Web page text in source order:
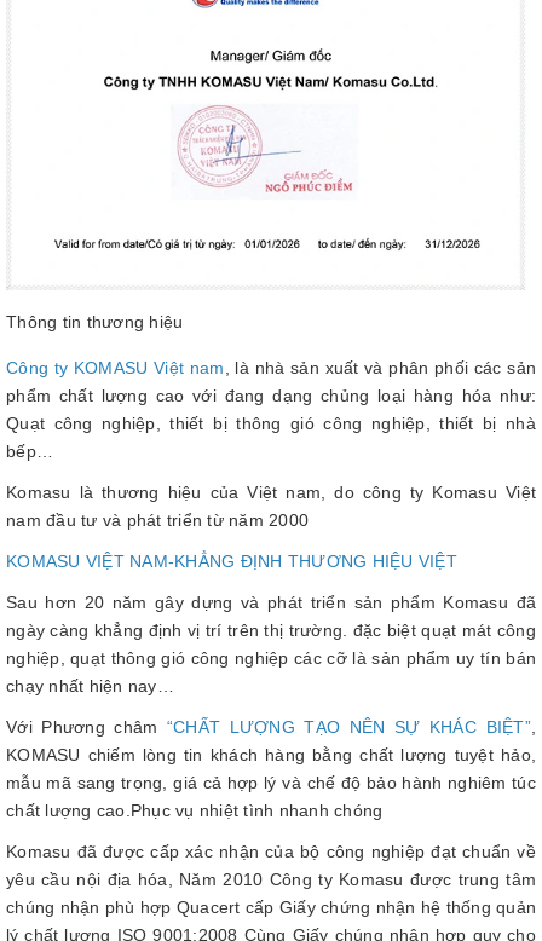
Thông tin thương hiệu
Công ty KOMASU Việt nam , là nhà sản xuất và phân phối các sản
phẩm chất lượng cao với đang dạng chủng loại hàng hóa như:
Quạt công nghiệp, thiết bị thông gió công nghiệp, thiết bị nhà
bếp…
Komasu là thương hiệu của Việt nam, do công ty Komasu Việt
nam đầu tư và phát triển từ năm 2000
KOMASU VIỆT NAM-KHẲNG ĐỊNH THƯƠNG HIỆU VIỆT
Sau hơn 20 năm gây dựng và phát triển sản phẩm Komasu đã
ngày càng khẳng định vị trí trên thị trường. đặc biệt quạt mát công
nghiệp, quạt thông gió công nghiệp các cỡ là sản phẩm uy tín bán
chạy nhất hiện nay…
Với Phương châm “CHẤT LƯỢNG TẠO NÊN SỰ KHÁC BIỆT”,
KOMASU chiếm lòng tin khách hàng bằng chất lượng tuyệt hảo,
mẫu mã sang trọng, giá cả hợp lý và chế độ bảo hành nghiêm túc
chất lượng cao.Phục vụ nhiệt tình nhanh chóng
Komasu đã được cấp xác nhận của bộ công nghiệp đạt chuẩn về
yêu cầu nội địa hóa, Năm 2010 Công ty Komasu được trung tâm
chúng nhận phù hợp Quacert cấp Giấy chứng nhận hệ thống quản
lý chất lượng ISO 9001:2008 Cùng Giấy chúng nhận hợp quy cho